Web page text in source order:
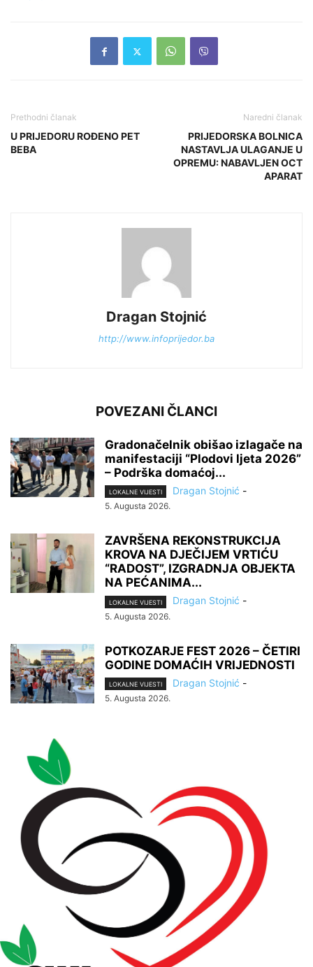
Prethodni članak
U PRIJEDORU ROĐENO PET
BEBA
Naredni članak
PRIJEDORSKA BOLNICA
NASTAVLJA ULAGANJE U
OPREMU: NABAVLJEN OCT
APARAT
Dragan Stojnić
http://www.infoprijedor.ba
POVEZANI ČLANCI
Gradonačelnik obišao izlagače na
manifestaciji “Plodovi ljeta 2026”
– Podrška domaćoj...
LOKALNE VIJESTI Dragan Stojnić -
5. Augusta 2026.
ZAVRŠENA REKONSTRUKCIJA
KROVA NA DJEČIJEM VRTIĆU
“RADOST”, IZGRADNJA OBJEKTA
NA PEĆANIMA...
LOKALNE VIJESTI Dragan Stojnić -
5. Augusta 2026.
POTKOZARJE FEST 2026 – ČETIRI
GODINE DOMAĆIH VRIJEDNOSTI
LOKALNE VIJESTI Dragan Stojnić -
5. Augusta 2026.